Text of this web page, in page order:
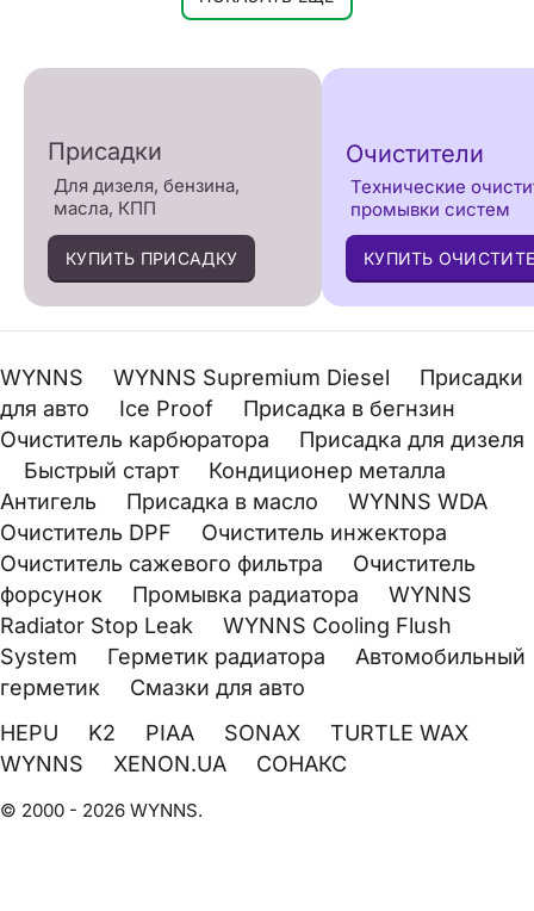
Присадки
Для дизеля, бензина,
масла, КПП
КУПИТЬ ПРИСАДКУ
Очистители
Технические
промывки систем
КУПИТЬ
WYNNS WYNNS Supremium Diesel
Присадки
для авто
Ice Proof
Присадка в бегнзин
Очиститель карбюратора
Присадка для дизеля
Быстрый старт
Кондиционер металла
Антигель
Присадка в масло
WYNNS WDA
Очиститель DPF
Очиститель инжектора
Очиститель сажевого фильтра
Очиститель
форсунок
Промывка радиатора
WYNNS
Radiator Stop Leak
WYNNS Cooling Flush
System
Герметик радиатора
Автомобильный
герметик
Смазки для авто
HEPU
K2 PIAA SONAX
TURTLE WAX
WYNNS
XENON.UA СОНАКС
© 2000 - 2026 WYNNS.